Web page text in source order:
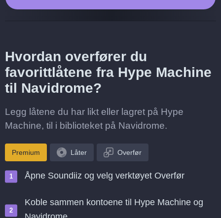
Hvordan overfører du
favorittlåtene fra Hype Machine
til Navidrome?
Legg låtene du har likt eller lagret på Hype
Machine, til i biblioteket på Navidrome.
Premium Låter Overfør
Åpne Soundiiz og velg verktøyet Overfør
Koble sammen kontoene til Hype Machine og